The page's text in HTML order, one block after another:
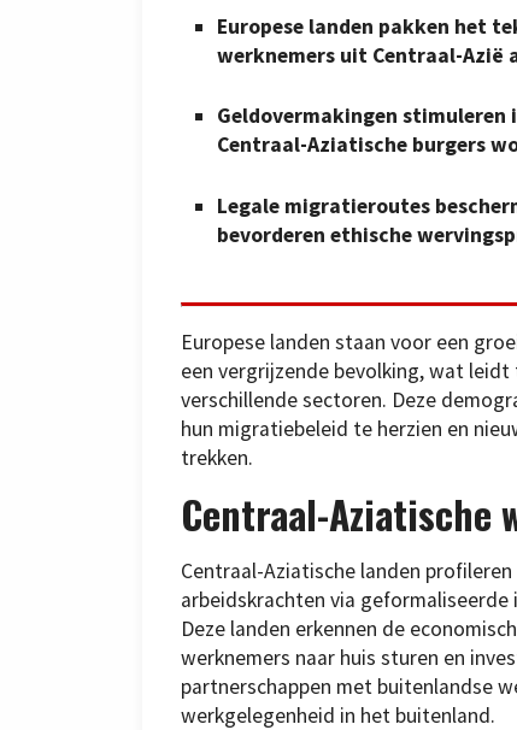
Europese landen pakken het
werknemers uit Centraal-Azië
Geldovermakingen
Centraal-Aziatische burgers
Legale migratieroutes
bevorderen ethische
Europese landen staan voor een
een vergrijzende bevolking, wat
verschillende sectoren. Deze
hun migratiebeleid te herzien en
trekken.
Centraal-Aziatische
Centraal-Aziatische landen
arbeidskrachten via
Deze landen erkennen de
werknemers naar huis sturen en
partnerschappen met buitenlandse
werkgelegenheid in het buitenland.